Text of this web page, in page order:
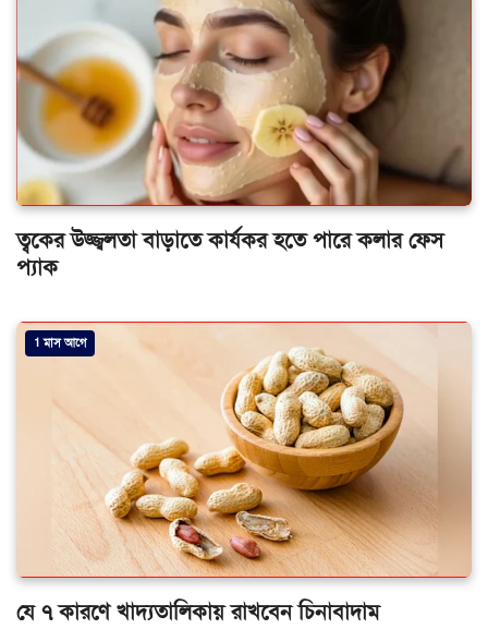
ত্বকের উজ্জ্বলতা বাড়াতে কার্যকর হতে পারে কলার ফেস
প্যাক
1 মাস আগে
যে ৭ কারণে খাদ্যতালিকায় রাখবেন চিনাবাদাম